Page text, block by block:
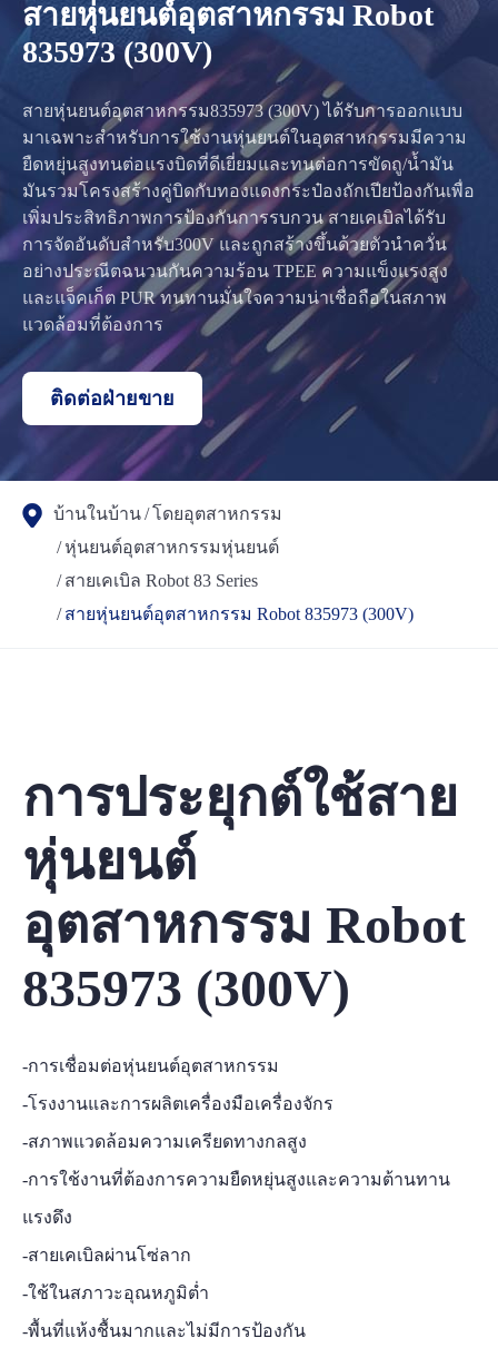
สายหุ่นยนต์อุตสาหกรรม Robot
835973 (300V)
สายหุ่นยนต์อุตสาหกรรม835973 (300V) ได้รับการออกแบบ
มาเฉพาะสำหรับการใช้งานหุ่นยนต์ในอุตสาหกรรมมีความ
ยืดหยุ่นสูงทนต่อแรงบิดที่ดีเยี่ยมและทนต่อการขัดถู/น้ำมัน
มันรวมโครงสร้างคู่บิดกับทองแดงกระป๋องถักเปียป้องกันเพื่อ
เพิ่มประสิทธิภาพการป้องกันการรบกวน สายเคเบิลได้รับ
การจัดอันดับสำหรับ300V และถูกสร้างขึ้นด้วยตัวนำควั่น
อย่างประณีตฉนวนกันความร้อน TPEE ความแข็งแรงสูง
และแจ็คเก็ต PUR ทนทานมั่นใจความน่าเชื่อถือในสภาพ
แวดล้อมที่ต้องการ
ติดต่อฝ่ายขาย
บ้านในบ้าน โดยอุตสาหกรรม
หุ่นยนต์อุตสาหกรรมหุ่นยนต์
สายเคเบิล Robot 83 Series
สายหุ่นยนต์อุตสาหกรรม Robot 835973 (300V)
การประยุกต์ใช้สาย
หุ่นยนต์
อุตสาหกรรม Robot
835973 (300V)
-การเชื่อมต่อหุ่นยนต์อุตสาหกรรม
-โรงงานและการผลิตเครื่องมือเครื่องจักร
-สภาพแวดล้อมความเครียดทางกลสูง
-การใช้งานที่ต้องการความยืดหยุ่นสูงและความต้านทาน
แรงดึง
-สายเคเบิลผ่านโซ่ลาก
-ใช้ในสภาวะอุณหภูมิต่ำ
-พื้นที่แห้งชื้นมากและไม่มีการป้องกัน